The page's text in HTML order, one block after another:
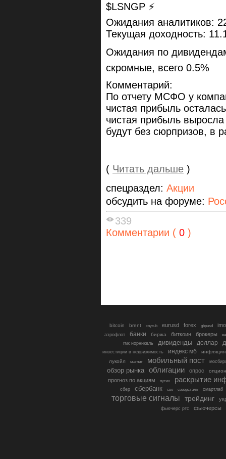
$LSNGP ⚡️
Ожидания аналитиков:
Текущая доходность:
Ожидания по
скромные, всего 0.5%
Комментарий:
По отчету МСФО у
чистая прибыль
чистая прибыль
будут без сюрпризов, в
( Читать дальше )
спецраздел: Акции
обсудить на форуме:
339
Комментарии ( 0 )
bitcoin brent cnyrub eurusd forex gbpusd
аэрофлот банки биржа биткоин брокеры
гмк норникель
дивиденды доллар
инвестиции в недвижимость индекс мб
инфляция
лукойл
магнит мобильный пост
обзор рынка облигации опрос
прогноз по акциям путин раскрытие
сбер сбербанк сво северсталь смартлаб
торговые сигналы трейдинг
фьючерс ртс фьючерсы